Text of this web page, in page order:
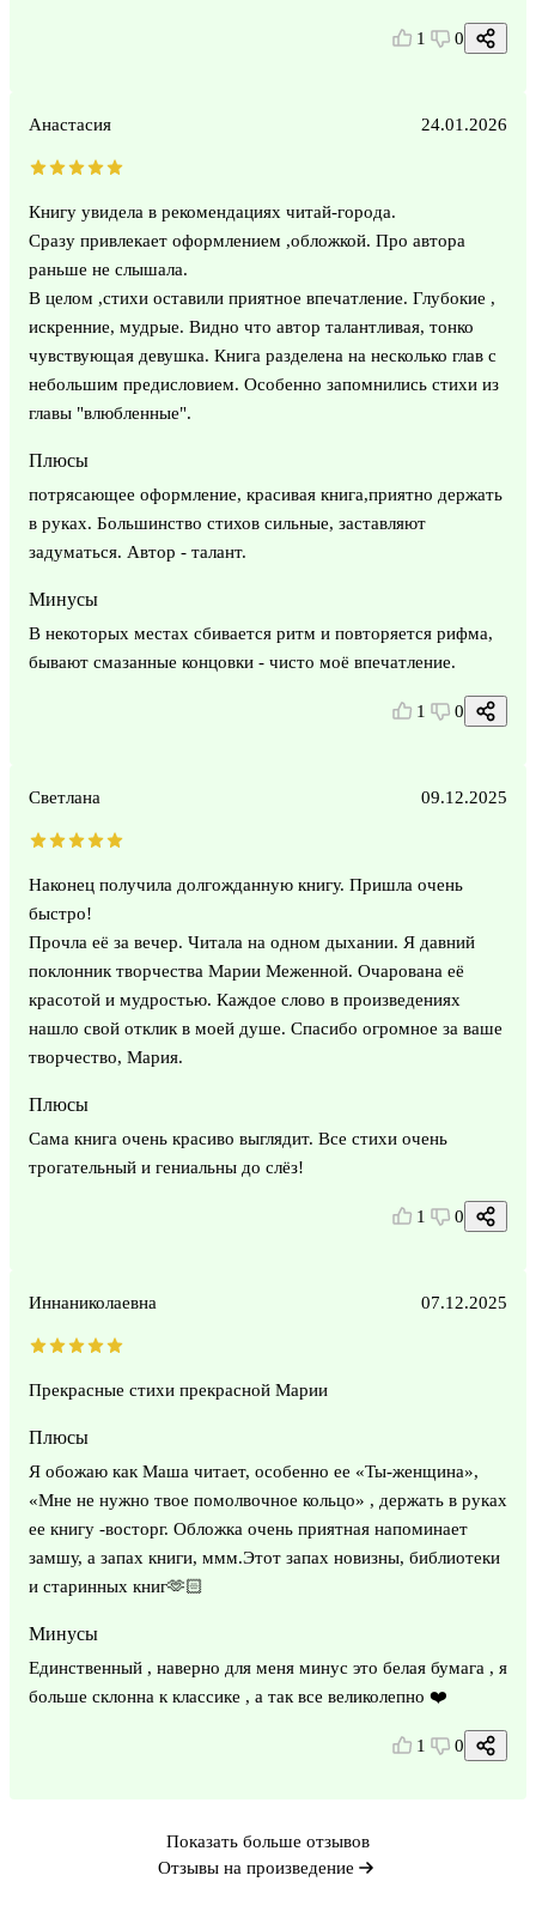
1 0
Анастасия 24.01.2026
Книгу увидела в рекомендациях читай-города.
Сразу привлекает оформлением ,обложкой. Про автора
раньше не слышала.
В целом ,стихи оставили приятное впечатление. Глубокие ,
искренние, мудрые. Видно что автор талантливая, тонко
чувствующая девушка. Книга разделена на несколько глав с
небольшим предисловием. Особенно запомнились стихи из
главы "влюбленные".
Плюсы
потрясающее оформление, красивая книга,приятно держать
в руках. Большинство стихов сильные, заставляют
задуматься. Автор - талант.
Минусы
В некоторых местах сбивается ритм и повторяется рифма,
бывают смазанные концовки - чисто моё впечатление.
1 0
Светлана 09.12.2025
Наконец получила долгожданную книгу. Пришла очень
быстро!
Прочла её за вечер. Читала на одном дыхании. Я давний
поклонник творчества Марии Меженной. Очарована её
красотой и мудростью. Каждое слово в произведениях
нашло свой отклик в моей душе. Спасибо огромное за ваше
творчество, Мария.
Плюсы
Сама книга очень красиво выглядит. Все стихи очень
трогательный и гениальны до слёз!
1 0
Иннаниколаевна 07.12.2025
Прекрасные стихи прекрасной Марии
Плюсы
Я обожаю как Маша читает, особенно ее «Ты-женщина»,
«Мне не нужно твое помолвочное кольцо» , держать в руках
ее книгу -восторг. Обложка очень приятная напоминает
замшу, а запах книги, ммм.Этот запах новизны, библиотеки
и старинных книг🫶🏻
Минусы
Единственный , наверно для меня минус это белая бумага , я
больше склонна к классике , а так все великолепно ❤️
1 0
Показать больше отзывов
Отзывы на произведение